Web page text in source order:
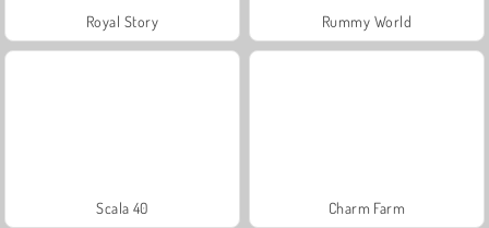
Royal Story Rummy World
Scala 40 Charm Farm